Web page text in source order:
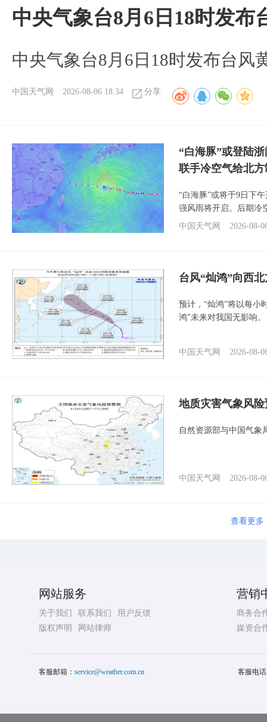
中央气象台8月6日18时发布
中央气象台8月6日18时发布台风
中国天气网 2026-08-06 18:34 分享
“白海豚”或登陆
联手冷空气给北
“白海豚”或将于9日下
强风雨将开启。后期冷
中国天气网
2026-08-
台风“灿鸿”向西
预计，“灿鸿”将以每小
鸿”未来对我国无影响。
中国天气网 2026-08-
地质灾害气象风
自然资源部与中国气象
中国天气网 2026-08-
查看更多
网站服务
关于我们 联系我们
用户反馈
版权声明
网站律师
营销
商务合
媒资合
客服邮箱： service@weather.com.cn 客服电